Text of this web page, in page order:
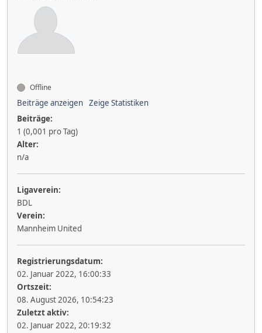
Offline
Beiträge anzeigen Zeige Statistiken
Beiträge:
1 (0,001 pro Tag)
Alter:
n/a
Ligaverein:
BDL
Verein:
Mannheim United
Registrierungsdatum:
02. Januar 2022, 16:00:33
Ortszeit:
08. August 2026, 10:54:23
Zuletzt aktiv:
02. Januar 2022, 20:19:32